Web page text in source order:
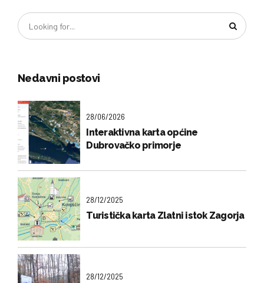
Nedavni postovi
28/06/2026
Interaktivna karta općine
Dubrovačko primorje
28/12/2025
Turistička karta Zlatni istok Zagorja
28/12/2025